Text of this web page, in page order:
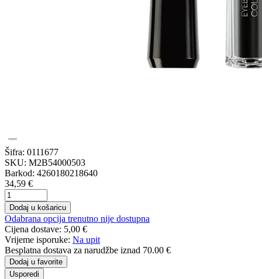
Šifra: 0111677
SKU: M2B54000503
Barkod: 4260180218640
34,59 €
Dodaj u košaricu
Odabrana opcija trenutno nije dostupna
Cijena dostave: 5,00 €
Vrijeme isporuke: Na upit
Besplatna dostava za narudžbe iznad 70.00 €
Dodaj u favorite
Usporedi